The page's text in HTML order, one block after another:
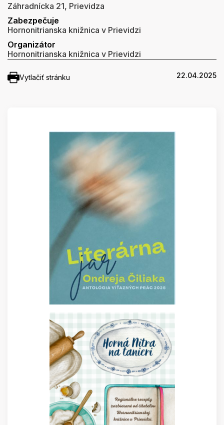
Záhradnícka 21, Prievidza
Zabezpečuje
Hornonitrianska knižnica v Prievidzi
Organizátor
Hornonitrianska knižnica v Prievidzi
Vytlačiť stránku 22.04.2025